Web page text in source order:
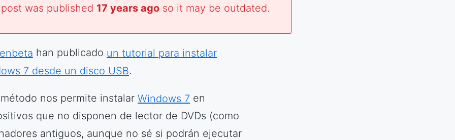
was published 17 years ago so it may be outdated.
han publicado un tutorial para instalar
7 desde un disco USB.
nos permite instalar Windows 7 en
que no disponen de lector de DVDs (como
antiguos, aunque no sé si podrán ejecutar